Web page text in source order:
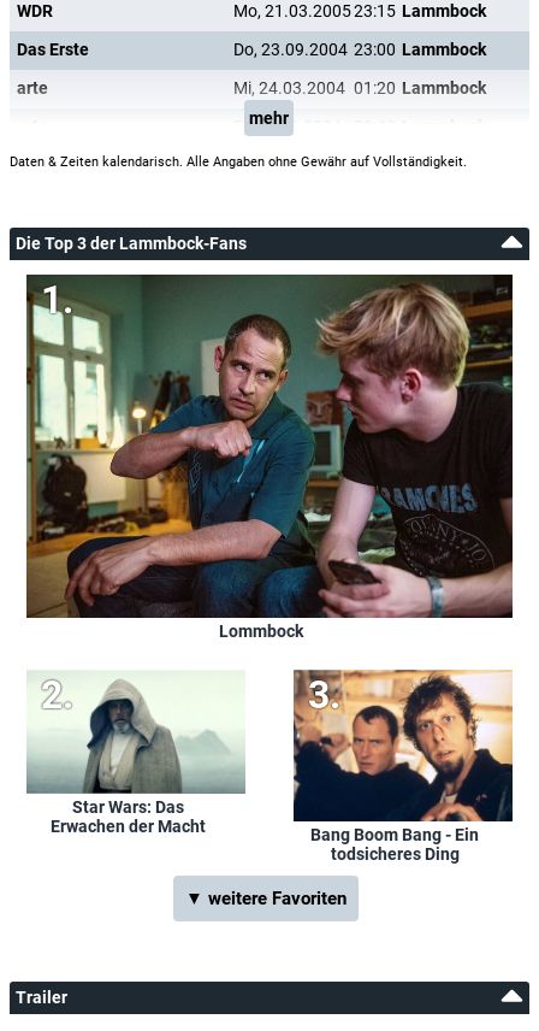
WDR Mo, 21.03.200523:15 Lammbock
Das Erste
Do, 23.09.2004 23:00 Lammbock
arte
Mi, 24.03.2004 01:20 Lammbock
Fr, 19.03.2004
mehr
Daten & Zeiten kalendarisch. Alle Angaben ohne Gewähr auf Vollständigkeit.
Die Top 3 der Lammbock-Fans
Lommbock
Star Wars: Das
Erwachen der Macht
Bang Boom Bang - Ein
todsicheres Ding
▼ weitere Favoriten
Trailer